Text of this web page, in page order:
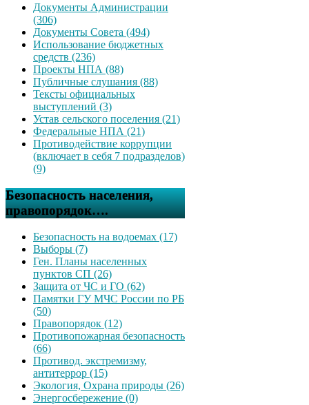
Документы Администрации
(306)
Документы Совета (494)
Использование бюджетных
средств (236)
Проекты НПА (88)
Публичные слушания (88)
Тексты официальных
выступлений (3)
Устав сельского поселения (21)
Федеральные НПА (21)
Противодействие коррупции
(включает в себя 7 подразделов)
(9)
Безопасность населения,
правопорядок….
Безопасность на водоемах (17)
Выборы (7)
Ген. Планы населенных
пунктов СП (26)
Защита от ЧС и ГО (62)
Памятки ГУ МЧС России по РБ
(50)
Правопорядок (12)
Противопожарная безопасность
(66)
Противод. экстремизму,
антитеррор (15)
Экология, Охрана природы (26)
Энергосбережение (0)